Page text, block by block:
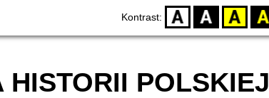
Kontrast: D BW YB BY
POLSKIEJ